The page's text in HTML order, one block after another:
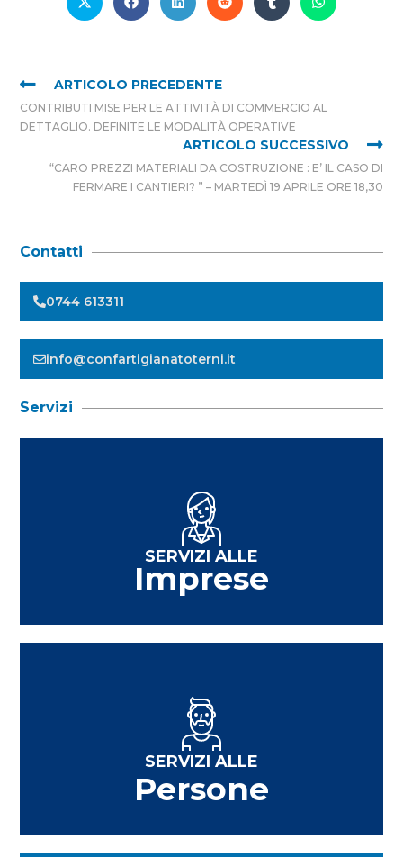
ARTICOLO PRECEDENTE
CONTRIBUTI MISE PER LE ATTIVITÀ DI COMMERCIO AL
DETTAGLIO. DEFINITE LE MODALITÀ OPERATIVE
ARTICOLO SUCCESSIVO
“CARO PREZZI MATERIALI DA COSTRUZIONE : E’ IL CASO DI
FERMARE I CANTIERI? ” – MARTEDÌ 19 APRILE ORE 18,30
Contatti
0744 613311
info@confartigianatoterni.it
Servizi
SERVIZI ALLE
Imprese
SERVIZI ALLE
Persone